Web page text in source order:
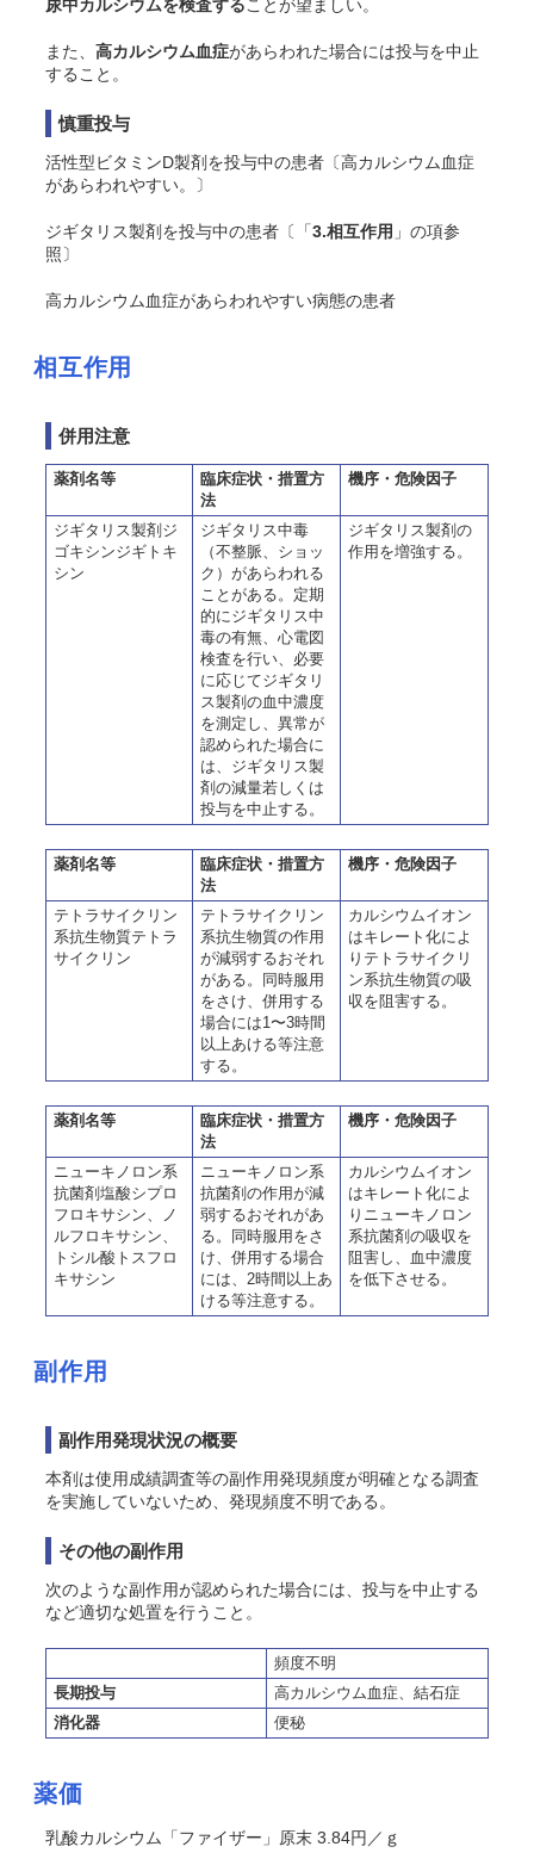
尿中カルシウムを検査することが望ましい。
また、 高カルシウム血症があらわれた場合には投与を中止
すること。
慎重投与
活性型ビタミンD製剤を投与中の患者〔高カルシウム血症
があらわれやすい。〕
ジギタリス製剤を投与中の患者〔「3.相互作用 」の項参
照〕
高カルシウム血症があらわれやすい病態の患者
相互作用
併用注意
薬剤名等
臨床症状・措置方
法
機序・危険因子
ジギタリス製剤ジ
ゴキシンジギトキ
シン
ジギタリス中毒
（不整脈、ショッ
ク）があらわれる
ことがある。定期
的にジギタリス中
毒の有無、心電図
検査を行い、必要
に応じてジギタリ
ス製剤の血中濃度
を測定し、異常が
認められた場合に
は、ジギタリス製
剤の減量若しくは
投与を中止する。
ジギタリス製剤の
作用を増強する。
薬剤名等
臨床症状・措置方
法
機序・危険因子
テトラサイクリン
系抗生物質テトラ
サイクリン
テトラサイクリン
系抗生物質の作用
が減弱するおそれ
がある。同時服用
をさけ、併用する
場合には1〜3時間
以上あける等注意
する。
カルシウムイオン
はキレート化によ
りテトラサイクリ
ン系抗生物質の吸
収を阻害する。
薬剤名等
臨床症状・措置方
法
機序・危険因子
ニューキノロン系
抗菌剤塩酸シプロ
フロキサシン、ノ
ルフロキサシン、
トシル酸トスフロ
キサシン
ニューキノロン系
抗菌剤の作用が減
弱するおそれがあ
る。同時服用をさ
け、併用する場合
には、2時間以上あ
ける等注意する。
カルシウムイオン
はキレート化によ
りニューキノロン
系抗菌剤の吸収を
阻害し、血中濃度
を低下させる。
副作用
副作用発現状況の概要
本剤は使用成績調査等の副作用発現頻度が明確となる調査
を実施していないため、発現頻度不明である。
その他の副作用
次のような副作用が認められた場合には、投与を中止する
など適切な処置を行うこと。
頻度不明
長期投与
高カルシウム血症、結石症
消化器
便秘
薬価
乳酸カルシウム「ファイザー」原末 3.84円／ｇ